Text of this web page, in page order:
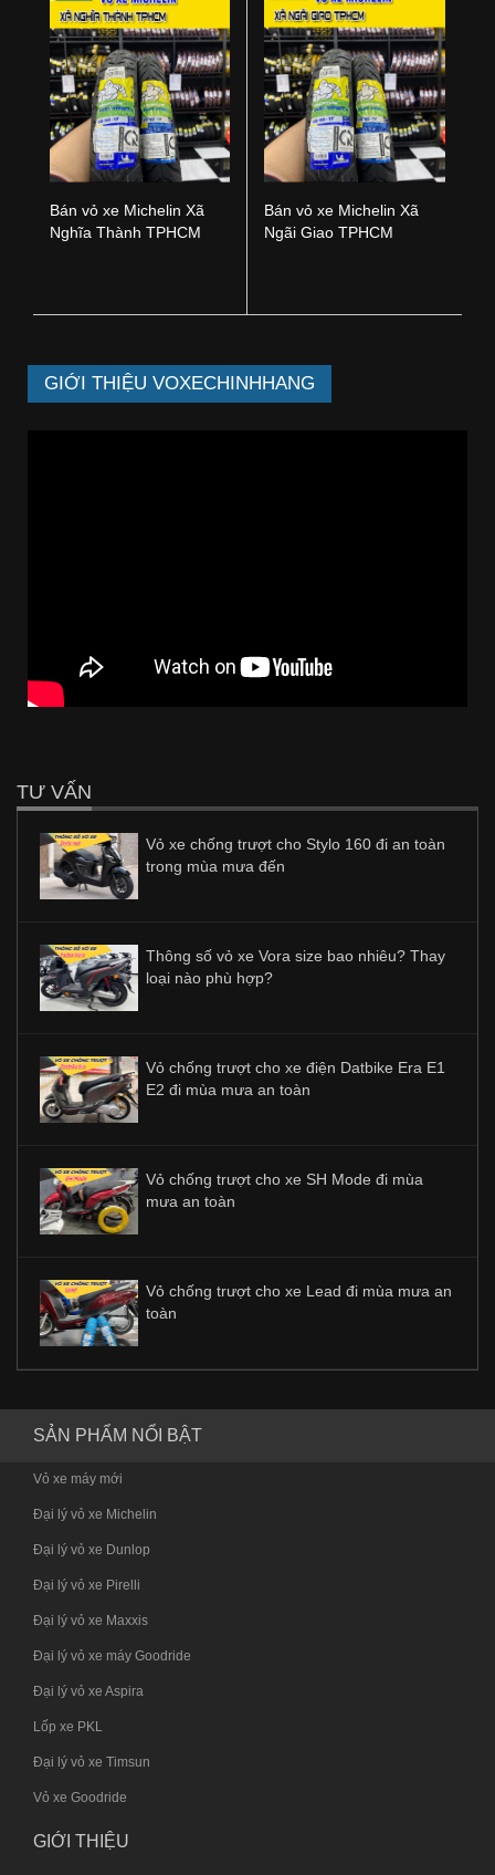
Bán vỏ xe Michelin Xã
Nghĩa Thành TPHCM
Bán vỏ xe Michelin Xã
Ngãi Giao TPHCM
GIỚI THIỆU VOXECHINHHANG
TƯ VẤN
Vỏ xe chống trượt cho Stylo 160 đi an toàn
trong mùa mưa đến
Thông số vỏ xe Vora size bao nhiêu? Thay
loại nào phù hợp?
Vỏ chống trượt cho xe điện Datbike Era E1
E2 đi mùa mưa an toàn
Vỏ chống trượt cho xe SH Mode đi mùa
mưa an toàn
Vỏ chống trượt cho xe Lead đi mùa mưa an
toàn
SẢN PHẨM NỔI BẬT
Vỏ xe máy mới
Đại lý vỏ xe Michelin
Đại lý vỏ xe Dunlop
Đại lý vỏ xe Pirelli
Đại lý vỏ xe Maxxis
Đại lý vỏ xe máy Goodride
Đại lý vỏ xe Aspira
Lốp xe PKL
Đại lý vỏ xe Timsun
Vỏ xe Goodride
GIỚI THIỆU